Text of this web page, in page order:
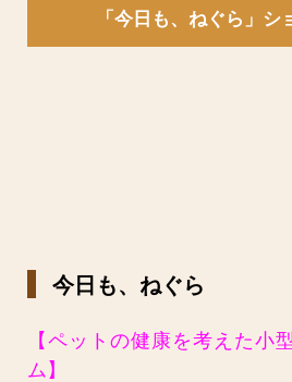
「今日も、ねぐら」シ
今日も、ねぐら
【ペットの健康を考えた小
ム】